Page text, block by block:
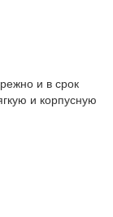
и в срок
и корпусную